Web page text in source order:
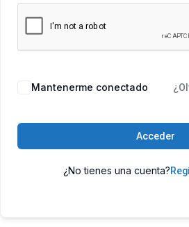
Mantenerme conectado
Acceder
¿No tienes una cuenta?